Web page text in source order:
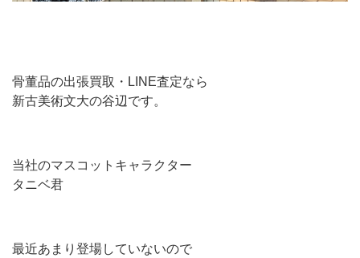
骨董品の出張買取・LINE査定なら
新古美術文大の谷辺です。
当社のマスコットキャラクター
タニベ君
最近あまり登場していないので